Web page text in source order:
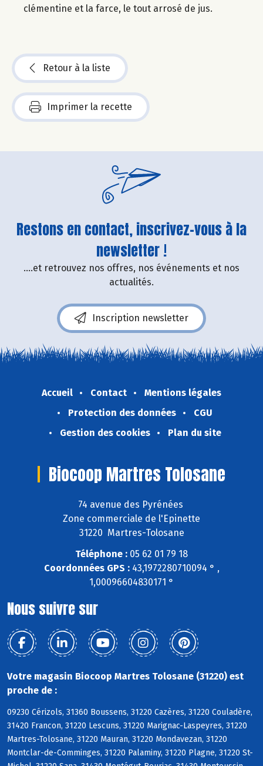
clémentine et la farce, le tout arrosé de jus.
Retour à la liste
Imprimer la recette
Restons en contact, inscrivez-vous à la
newsletter !
....et retrouvez nos offres, nos événements et nos
actualités.
Inscription newsletter
Accueil Contact
Mentions légales
Protection des données
CGU
Gestion des cookies
Plan du site
Biocoop Martres Tolosane
74 avenue des Pyrénées
Zone commerciale de l'Epinette
31220 Martres-Tolosane
Téléphone : 05 62 01 79 18
Coordonnées GPS :43,1972280710094 ° ,
1,00096604830171 °
Nous suivre sur
Votre magasin Biocoop Martres Tolosane (31220) est
proche de :
09230 Cérizols, 31360 Boussens, 31220 Cazères, 31220 Couladère,
31420 Francon, 31220 Lescuns, 31220 Marignac-Laspeyres, 31220
Martres-Tolosane, 31220 Mauran, 31220 Mondavezan, 31220
Montclar-de-Comminges, 31220 Palaminy, 31220 Plagne, 31220 St-